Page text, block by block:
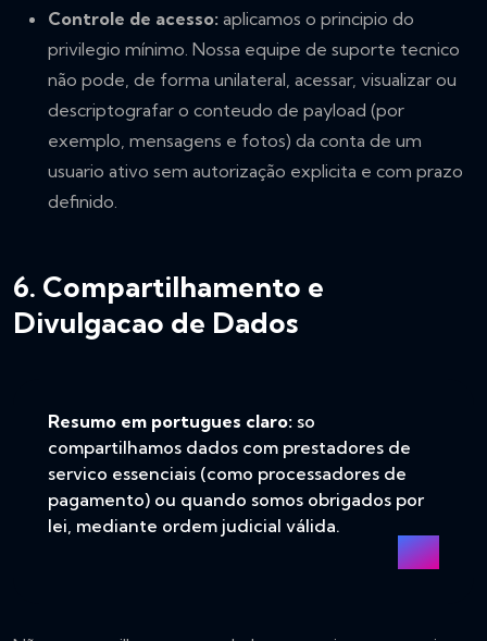
Controle de acesso: aplicamos o principio do
privilegio mínimo. Nossa equipe de suporte tecnico
não pode, de forma unilateral, acessar, visualizar ou
descriptografar o conteudo de payload (por
exemplo, mensagens e fotos) da conta de um
usuario ativo sem autorização explicita e com prazo
definido.
6. Compartilhamento e
Divulgacao de Dados
Resumo em portugues claro: so
compartilhamos dados com prestadores de
servico essenciais (como processadores de
pagamento) ou quando somos obrigados por
lei, mediante ordem judicial válida.